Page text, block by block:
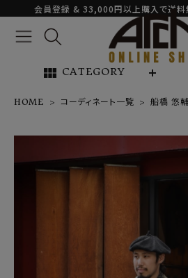
会員登録 & 33,000円以上購入で送料無
view_module CATEGORY
NEW ARRIVAL
ARCH EXCLUSIVE
BRAND
HOME コーディネート一覧 船橋 悠